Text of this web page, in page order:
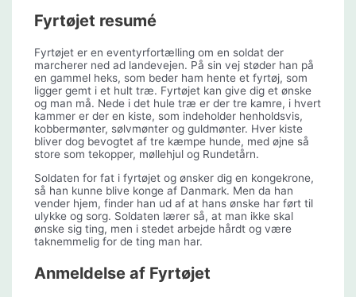
Fyrtøjet resumé
Fyrtøjet er en eventyrfortælling om en soldat der
marcherer ned ad landevejen. På sin vej støder han på
en gammel heks, som beder ham hente et fyrtøj, som
ligger gemt i et hult træ. Fyrtøjet kan give dig et ønske
og man må. Nede i det hule træ er der tre kamre, i hvert
kammer er der en kiste, som indeholder henholdsvis,
kobbermønter, sølvmønter og guldmønter. Hver kiste
bliver dog bevogtet af tre kæmpe hunde, med øjne så
store som tekopper, møllehjul og Rundetårn.
Soldaten for fat i fyrtøjet og ønsker dig en kongekrone,
så han kunne blive konge af Danmark. Men da han
vender hjem, finder han ud af at hans ønske har ført til
ulykke og sorg. Soldaten lærer så, at man ikke skal
ønske sig ting, men i stedet arbejde hårdt og være
taknemmelig for de ting man har.
Anmeldelse af Fyrtøjet